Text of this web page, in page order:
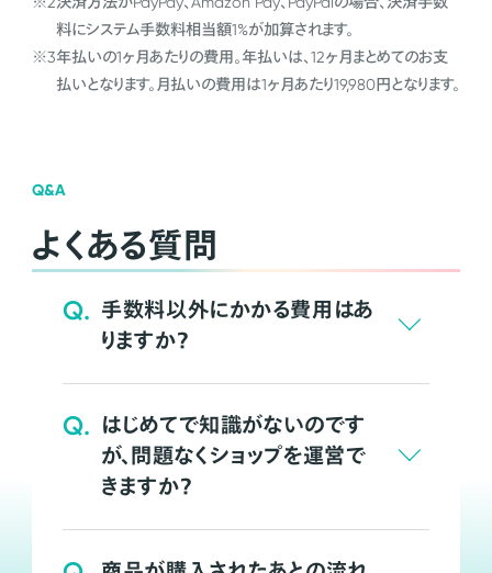
料にシステム手数料相当額1%が加算されます。
※3年払いの1ヶ月あたりの費用。年払いは、12ヶ月まとめてのお支
払いとなります。月払いの費用は1ヶ月あたり19,980円となります。
Q&A
よくある質問
Q. 手数料以外にかかる費用はあ
りますか？
Q. はじめてで知識がないのです
が、問題なくショップを運営で
きますか？